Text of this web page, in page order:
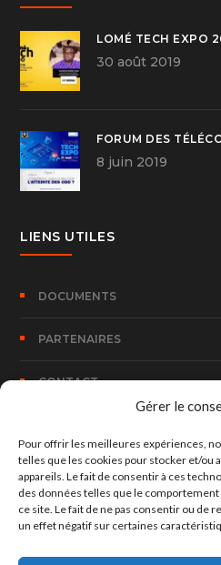
Gérer le
Pour offrir les meilleures expériences,
telles que les cookies pour stocker et/ou
appareils. Le fait de consentir à ces
des données telles que le
ce site. Le fait de ne pas consentir ou de
un effet négatif sur certaines
LOMÉ TECH EXPO
30 août 2019
FORUM DES
8 juin 2019
LIENS UTILES
DOCUMENTS
PARTENAIRES
CONTACT
CONTACT
100, Rue Bombouaka 14